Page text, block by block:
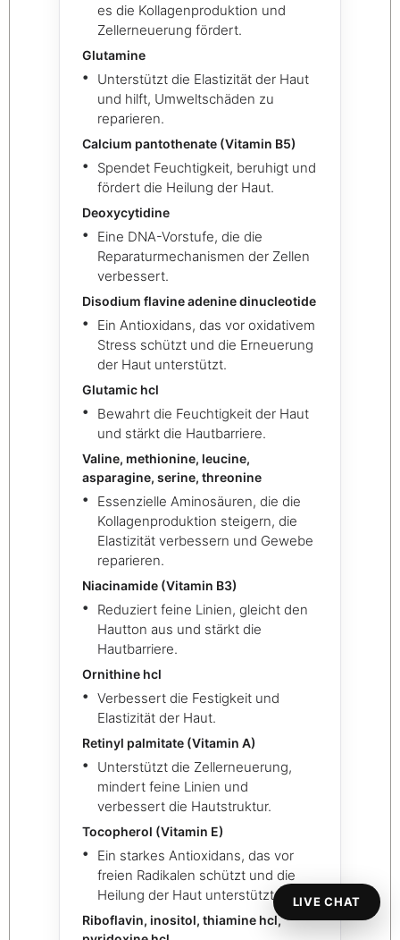
es die Kollagenproduktion und
Zellerneuerung fördert.
Glutamine
Unterstützt die Elastizität der Haut
und hilft, Umweltschäden zu
reparieren.
Calcium pantothenate (Vitamin B5)
Spendet Feuchtigkeit, beruhigt und
fördert die Heilung der Haut.
Deoxycytidine
Eine DNA-Vorstufe, die die
Reparaturmechanismen der Zellen
verbessert.
Disodium flavine adenine dinucleotide
Ein Antioxidans, das vor oxidativem
Stress schützt und die Erneuerung
der Haut unterstützt.
Glutamic hcl
Bewahrt die Feuchtigkeit der Haut
und stärkt die Hautbarriere.
Valine, methionine, leucine,
asparagine, serine, threonine
Essenzielle Aminosäuren, die die
Kollagenproduktion steigern, die
Elastizität verbessern und Gewebe
reparieren.
Niacinamide (Vitamin B3)
Reduziert feine Linien, gleicht den
Hautton aus und stärkt die
Hautbarriere.
Ornithine hcl
Verbessert die Festigkeit und
Elastizität der Haut.
Retinyl palmitate (Vitamin A)
Unterstützt die Zellerneuerung,
mindert feine Linien und
verbessert die Hautstruktur.
Tocopherol (Vitamin E)
Ein starkes Antioxidans, das vor
freien Radikalen schützt und die
Heilung der Haut unterstützt.
Riboflavin, inositol, thiamine hcl,
LIVE CHAT